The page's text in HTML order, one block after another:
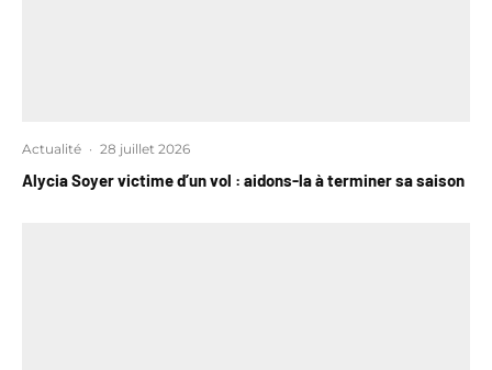
Actualité · 28 juillet 2026
Alycia Soyer victime d’un vol : aidons-la à terminer sa saison